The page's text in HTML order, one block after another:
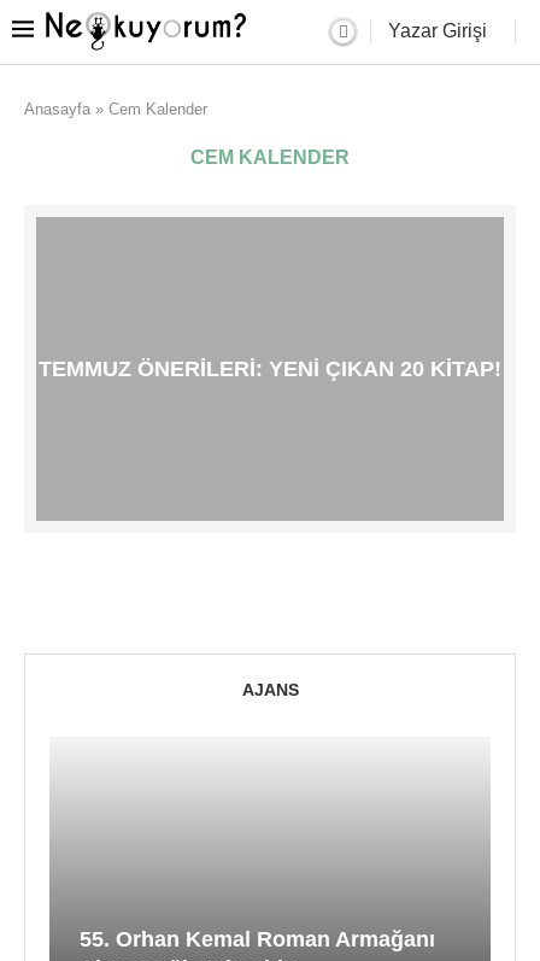
Yazar Girişi
Anasayfa » Cem Kalender
CEM KALENDER
TEMMUZ ÖNERILERI: YENI ÇIKAN 20 KITAP!
AJANS
55. Orhan Kemal Roman Armağanı